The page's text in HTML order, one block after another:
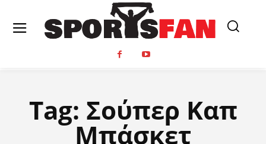
Tag: Σούπερ Καπ
Μπάσκετ